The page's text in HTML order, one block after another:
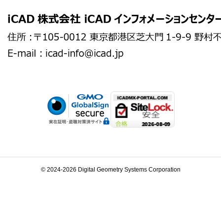
© 2024-2026 Digital Geometry Systems Corporation